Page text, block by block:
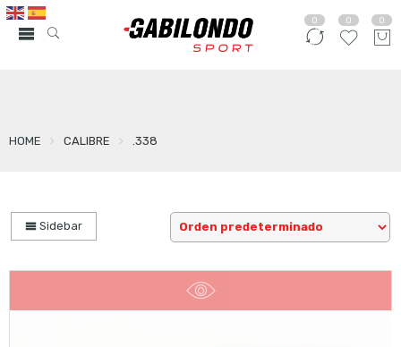
0 0 0
HOME CALIBRE .338
Sidebar